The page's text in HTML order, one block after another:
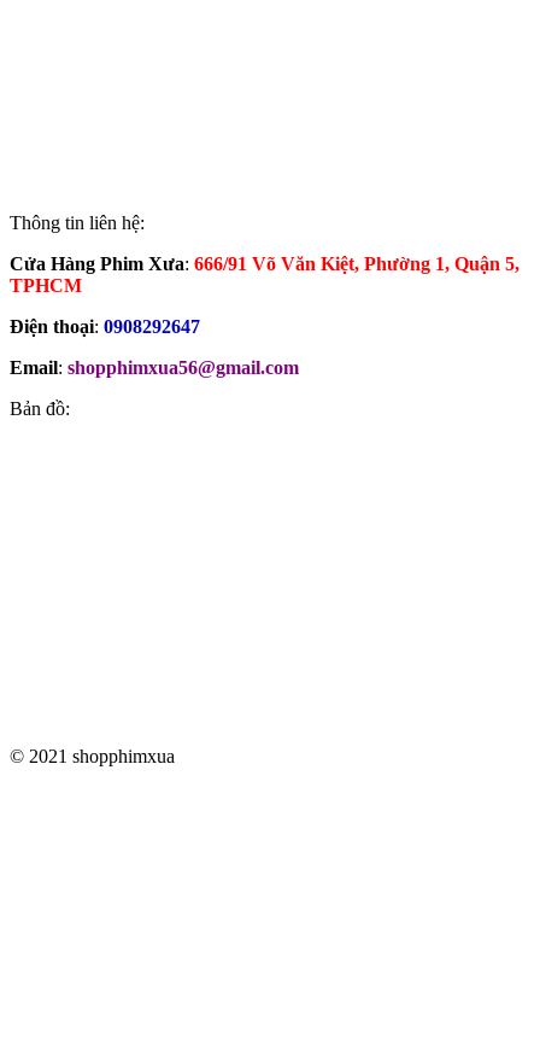
Thông tin liên hệ:
Cửa Hàng Phim Xưa: 666/91 Võ Văn Kiệt, Phường 1, Quận 5,
TPHCM
Điện thoại: 0908292647
Email: shopphimxua56@gmail.com
Bản đồ:
© 2021 shopphimxua